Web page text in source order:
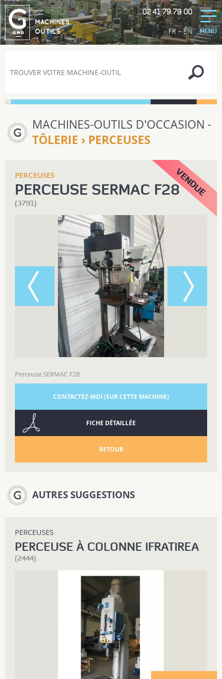
FR-EN
GORTINA
MACHINES
OUTILS
02 41 79 79 00
MENU
MACHINES-OUTILS D'OCCASION -
TÔLERIE › PERCEUSES
PERCEUSES
PERCEUSE SERMAC F28
(3791)
Perceuse SERMAC F28
CONTACTEZ-MOI (SUR CETTE MACHINE)
FICHE DÉTAILLÉE
RETOUR
AUTRES SUGGESTIONS
PERCEUSES
PERCEUSE À COLONNE IFRATIREA
(2444)